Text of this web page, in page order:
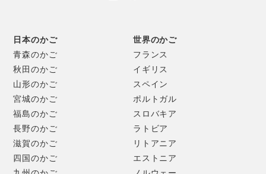
雰囲気のテーブルかごです。
日本のかご
青森のかご
秋田のかご
山形のかご
宮城のかご
福島のかご
長野のかご
滋賀のかご
四国のかご
世界のかご
フランス
イギリス
スペイン
ポルトガル
スロバキア
ラトビア
リトアニア
エストニア